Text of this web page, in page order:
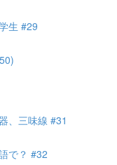
生 #29
、三味線 #31
で？ #32